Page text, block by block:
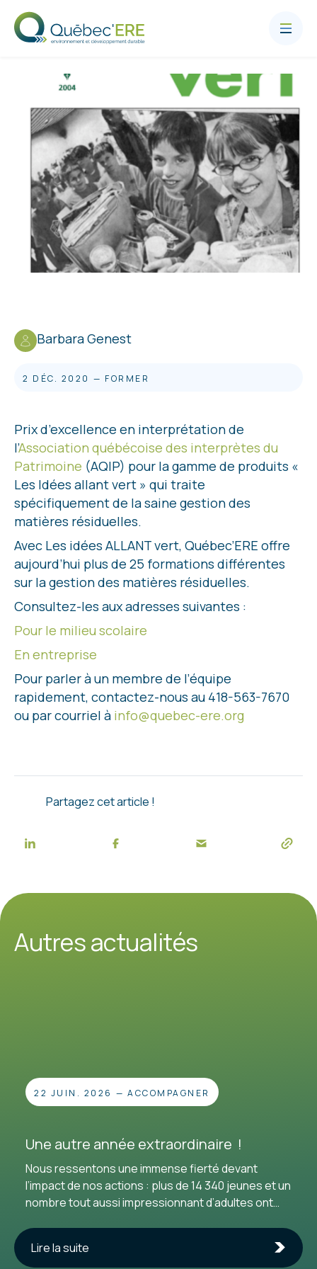
Barbara Genest
2 DÉC. 2020 — FORMER
Prix d’excellence en interprétation de
l’Association québécoise des interprètes du
Patrimoine (AQIP) pour la gamme de produits «
Les Idées allant vert » qui traite
spécifiquement de la saine gestion des
matières résiduelles.
Avec Les idées ALLANT vert, Québec’ERE offre
aujourd’hui plus de 25 formations différentes
sur la gestion des matières résiduelles.
Consultez-les aux adresses suivantes :
Pour le milieu scolaire
En entreprise
Pour parler à un membre de l’équipe
rapidement, contactez-nous au 418-563-7670
ou par courriel à info@quebec-ere.org
Partagez cet article !
Autres actualités
22 JUIN. 2026 — ACCOMPAGNER
Une autre année extraordinaire !
Nous ressentons une immense fierté devant
l’impact de nos actions : plus de 14 340 jeunes et un
nombre tout aussi impressionnant d’adultes ont
notre profonde gratitude envers toutes les
Lire la suite